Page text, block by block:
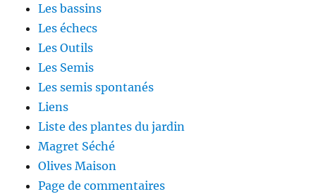
Les bassins
Les échecs
Les Outils
Les Semis
Les semis spontanés
Liens
Liste des plantes du jardin
Magret Séché
Olives Maison
Page de commentaires